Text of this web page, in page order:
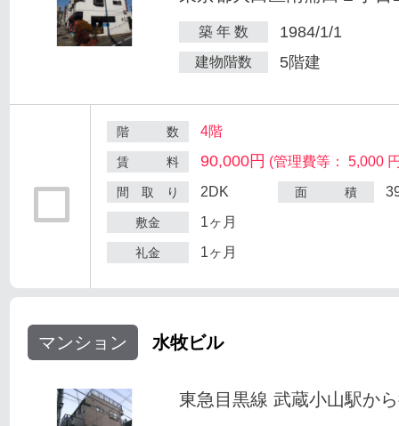
築 年 数 1984/1/1
建物階数 5階建
階 数 4階
賃 料 90,000円 (管理費等： 5,000
間 取 り 2DK 面 積
敷金 1ヶ月
礼金 1ヶ月
マンション 水牧ビル
東急目黒線 武蔵小山駅か